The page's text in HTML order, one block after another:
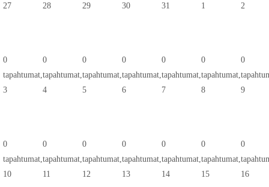
27 28 29 30 31 1 2
0
tapahtumat,
3
0
tapahtumat,
4
0
tapahtumat,
5
0
tapahtumat,
6
0
tapahtumat,
7
0
tapahtumat,
8
0
9
0
tapahtumat,
10
0
tapahtumat,
11
0
tapahtumat,
12
0
tapahtumat,
13
0
tapahtumat,
14
0
tapahtumat,
15
0
16